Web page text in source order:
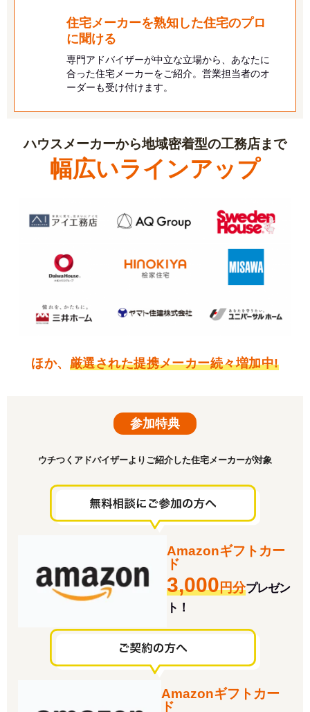
住宅メーカーを熟知した住宅のプロ
に聞ける
専門アドバイザーが中立な立場から、あなたに
合った住宅メーカーをご紹介。営業担当者のオ
ーダーも受け付けます。
ハウスメーカーから地域密着型の工務店まで
幅広いラインアップ
ほか、 厳選された提携メーカー続々増加中!
参加特典
ウチつくアドバイザーよりご紹介した住宅メーカーが対象
Amazonギフトカー
ド
3,000円分プレゼン
ト！
Amazonギフトカー
ド